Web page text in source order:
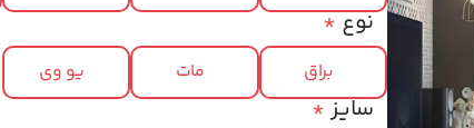
*نوع
براق مات یو وی
*سایز